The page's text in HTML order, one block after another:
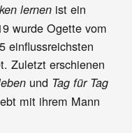
lernen ist ein
wurde Ogette vom
einflussreichsten
Zuletzt erschienen
und Tag für Tag
mit ihrem Mann